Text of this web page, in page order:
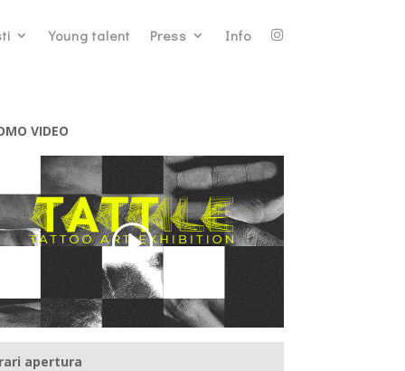
Young talent Press Info
VIDEO
apertura